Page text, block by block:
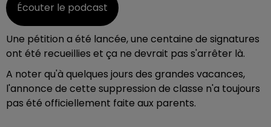
Écouter le podcast
Une pétition a été lancée, une centaine de signatures
ont été recueillies et ça ne devrait pas s'arrêter là.
A noter qu'à quelques jours des grandes vacances,
l'annonce de cette suppression de classe n'a toujours
pas été officiellement faite aux parents.